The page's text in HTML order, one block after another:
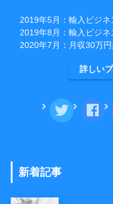
2019年5月：輸入ビジネ
2019年8月：輸入ビジネ
2020年7月：月収30万円
詳しい
新着記事